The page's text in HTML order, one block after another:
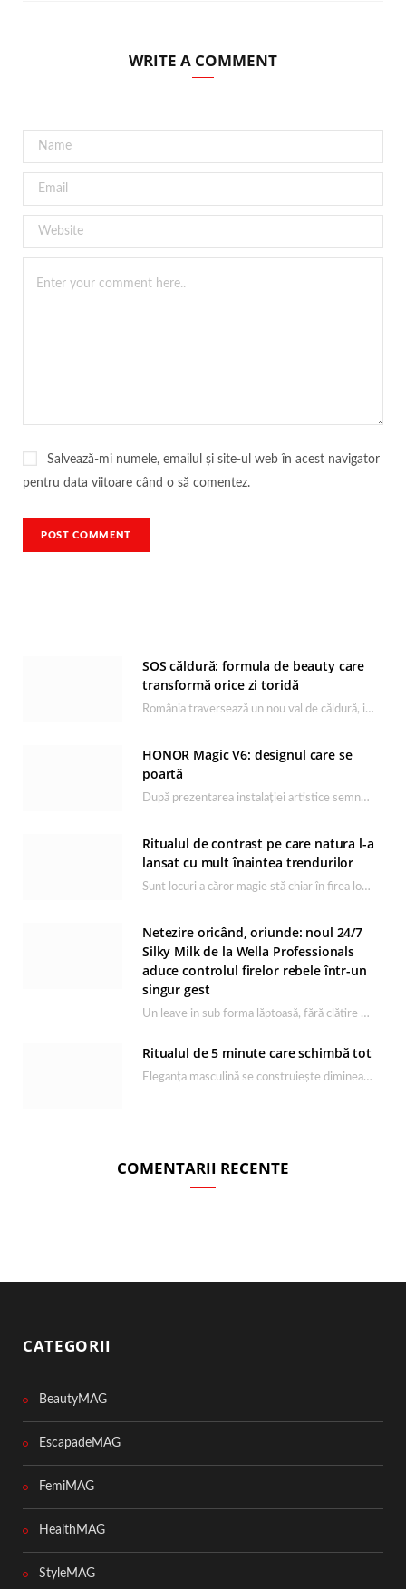
WRITE A COMMENT
Salvează-mi numele, emailul și site-ul web în acest navigator
pentru data viitoare când o să comentez.
SOS căldură: formula de beauty care
transformă orice zi toridă
România traversează un nou val de căldură, iar rutina de îngrijire capătă un rol esențial…
HONOR Magic V6: designul care se
poartă
După prezentarea instalației artistice semnată de Catrinel Săbăciag în cadrul evenimentului de lansare HONOR Magic…
Ritualul de contrast pe care natura l-a
lansat cu mult înaintea trendurilor
Sunt locuri a căror magie stă chiar în firea lor naturală, iar Lacul Ursu din…
Netezire oricând, oriunde: noul 24/7
Silky Milk de la Wella Professionals
aduce controlul firelor rebele într-un
singur gest
Un leave in sub forma lăptoasă, fără clătire care completează rutina Ultimate Smooth și transformă…
Ritualul de 5 minute care schimbă tot
Eleganța masculină se construiește dimineața, în câteva minute și cu produsele potrivite. O rutină de…
COMENTARII RECENTE
CATEGORII
BeautyMAG
EscapadeMAG
FemiMAG
HealthMAG
StyleMAG